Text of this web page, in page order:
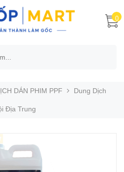
0
DÁN PHIM PPF Dung Dịch
Địa Trung